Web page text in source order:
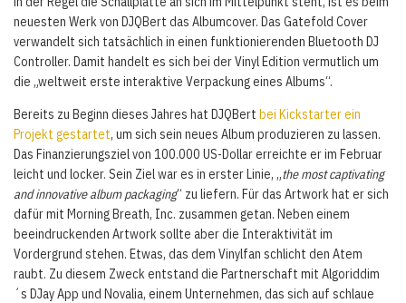
neuesten Werk von DJQBert das Albumcover. Das Gatefold Cover
verwandelt sich tatsächlich in einen funktionierenden Bluetooth DJ
Controller. Damit handelt es sich bei der Vinyl Edition vermutlich um
die „weltweit erste interaktive Verpackung eines Albums“.
Bereits zu Beginn dieses Jahres hat DJQBert bei Kickstarter ein
Projekt gestartet, um sich sein neues Album produzieren zu lassen.
Das Finanzierungsziel von 100.000 US-Dollar erreichte er im Februar
leicht und locker. Sein Ziel war es in erster Linie, „the most captivating
and innovative album packaging“ zu liefern. Für das Artwork hat er sich
dafür mit Morning Breath, Inc. zusammen getan. Neben einem
beeindruckenden Artwork sollte aber die Interaktivität im
Vordergrund stehen. Etwas, das dem Vinylfan schlicht den Atem
raubt. Zu diesem Zweck entstand die Partnerschaft mit Algoriddim
´s DJay App und Novalia, einem Unternehmen, das sich auf schlaue